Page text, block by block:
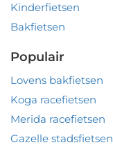
Kinderfietsen
Bakfietsen
Populair
Lovens bakfietsen
Koga racefietsen
Merida racefietsen
Gazelle stadsfietsen